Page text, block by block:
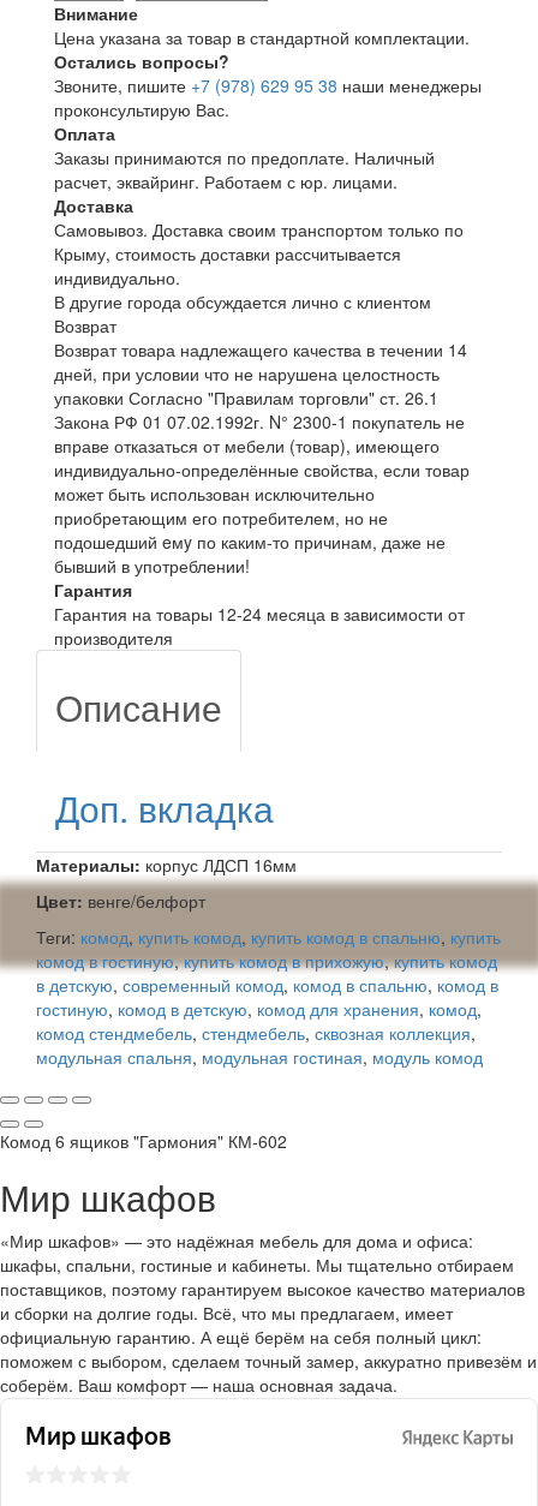
Внимание
Цена указана за товар в стандартной комплектации.
Остались вопросы?
Звоните, пишите +7 (978) 629 95 38 наши менеджеры
проконсультирую Вас.
Оплата
Заказы принимаются по предоплате. Наличный
расчет, эквайринг. Работаем с юр. лицами.
Доставка
Самовывоз. Доставка своим транспортом только по
Крыму, стоимость доставки рассчитывается
индивидуально.
В другие города обсуждается лично с клиентом
Возврат
Возврат товара надлежащего качества в течении 14
дней, при условии что не нарушена целостность
упаковки Согласно "Правилам торговли" ст. 26.1
Закона РФ 01 07.02.1992г. N° 2300-1 покупатель не
вправе отказаться от мебели (товар), имеющего
индивидуально-определённые свойства, если товар
может быть использован исключительно
приобретающим его потребителем, но не
подошедший eмy по каким-то причинам, даже не
бывший в употреблении!
Гарантия
Гарантия на товары 12-24 месяца в зависимости от
производителя
Описание
Доп. вкладка
Материалы: корпус ЛДСП 16мм
Цвет: венге/белфорт
Теги: комод, купить комод, купить комод в спальню, купить
комод в гостиную,купить комод в прихожую,купить комод
в детскую, современный комод, комод в спальню, комод в
гостиную, комод в детскую, комод для хранения, комод,
комод стендмебель, стендмебель, сквозная коллекция,
модульная спальня, модульная гостиная, модуль комод
Комод 6 ящиков "Гармония" КМ-602
Мир шкафов
«Мир шкафов» — это надёжная мебель для дома и офиса:
шкафы, спальни, гостиные и кабинеты. Мы тщательно отбираем
поставщиков, поэтому гарантируем высокое качество материалов
и сборки на долгие годы. Всё, что мы предлагаем, имеет
официальную гарантию. А ещё берём на себя полный цикл:
поможем с выбором, сделаем точный замер, аккуратно привезём и
соберём. Ваш комфорт — наша основная задача.